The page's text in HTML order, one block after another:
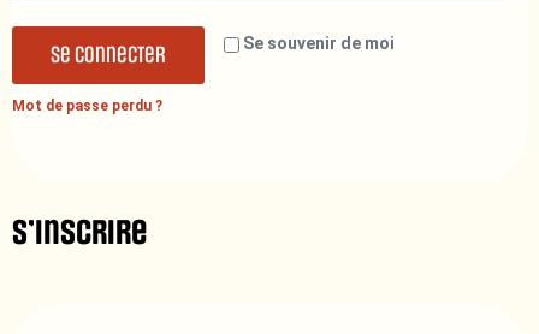
Se souvenir de moi
Se connecter
Mot de passe perdu ?
S’inscrire